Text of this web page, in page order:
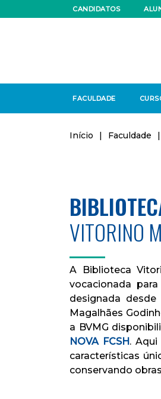
CANDIDATOS
FACULDADE
Início | Faculdade |
VITORINO
A Biblioteca
vocacionada
designada
Magalhães
a BVMG
NOVA FCSH.
características
conservando